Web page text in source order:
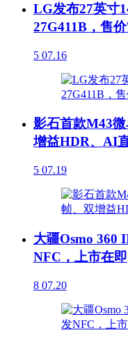
LG发布27英寸
27G411B，售
5 07.16
影石首款M43
增益HDR、AI
5 07.19
大疆Osmo 360
NFC，上市在即
8 07.20